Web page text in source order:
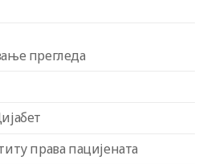
прегледа
права пацијената